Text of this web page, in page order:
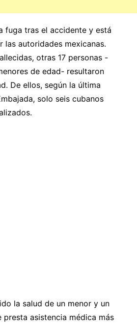
fuga tras el accidente y está
las autoridades mexicanas.
otras 17 personas -
de edad- resultaron
De ellos, según la última
solo seis cubanos
la salud de un menor y un
presta asistencia médica más